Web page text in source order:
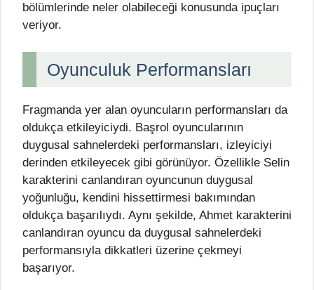
bölümlerinde neler olabileceği konusunda ipuçları
veriyor.
Oyunculuk Performansları
Fragmanda yer alan oyuncuların performansları da
oldukça etkileyiciydi. Başrol oyuncularının
duygusal sahnelerdeki performansları, izleyiciyi
derinden etkileyecek gibi görünüyor. Özellikle Selin
karakterini canlandıran oyuncunun duygusal
yoğunluğu, kendini hissettirmesi bakımından
oldukça başarılıydı. Aynı şekilde, Ahmet karakterini
canlandıran oyuncu da duygusal sahnelerdeki
performansıyla dikkatleri üzerine çekmeyi
başarıyor.